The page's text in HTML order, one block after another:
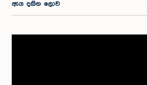
ඇය දකින ලොව